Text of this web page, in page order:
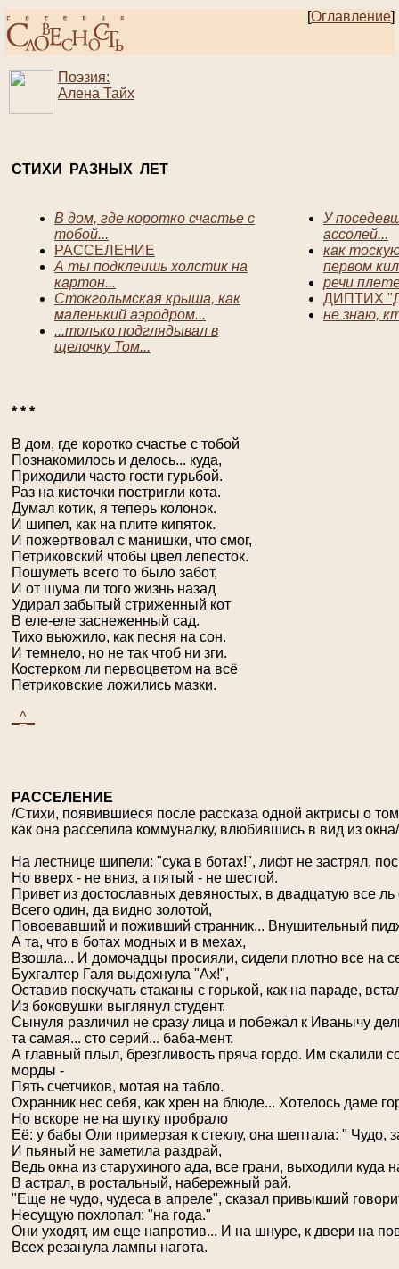
[Оглавление]
Поэзия:
Алена Тайх
СТИХИ РАЗНЫХ ЛЕТ
В дом, где коротко счастье с
тобой...
РАССЕЛЕНИЕ
А ты подклеишь холстик на
картон...
Стокгольмская крыша, как
маленький аэродром...
...только подглядывал в
щелочку Том...
У
ассолей...
как
первом
речи
ДИПТИХ
не знаю,
* * *
В дом, где коротко счастье с тобой
Познакомилось и делось... куда,
Приходили часто гости гурьбой.
Раз на кисточки постригли кота.
Думал котик, я теперь колонок.
И шипел, как на плите кипяток.
И пожертвовал с манишки, что смог,
Петриковский чтобы цвел лепесток.
Пошуметь всего то было забот,
И от шума ли того жизнь назад
Удирал забытый стриженный кот
В еле-еле заснеженный сад.
Тихо вьюжило, как песня на сон.
И темнело, но не так чтоб ни зги.
Костерком ли первоцветом на всё
Петриковские ложились мазки.
_^_
РАССЕЛЕНИЕ
/Стихи, появившиеся после рассказа одной актрисы о
как она расселила коммуналку, влюбившись в вид из окна/
На лестнице шипели: "сука в ботах!", лифт не застрял,
Но вверх - не вниз, а пятый - не шестой.
Привет из достославных девяностых, в двадцатую все
Всего один, да видно золотой,
Повоевавший и поживший странник... Внушительный
А та, что в ботах модных и в мехах,
Взошла... И домочадцы просияли, сидели плотно все на
Бухгалтер Галя выдохнула "Ах!",
Оставив поскучать стаканы с горькой, как на параде,
Из боковушки выглянул студент.
Сынуля различил не сразу лица и побежал к Иванычу
та самая... сто серий... баба-мент.
А главный плыл, брезгливость пряча гордо. Им скалили
морды -
Пять счетчиков, мотая на табло.
Охранник нес себя, как хрен на блюде... Хотелось даме
Но вскоре не на шутку пробрало
Её: у бабы Оли примерзая к стеклу, она шептала: " Чудо,
И пьяный не заметила раздрай,
Ведь окна из старухиного ада, все грани, выходили куда
В астрал, в рoстальный, набережный рай.
"Еще не чудo, чудеса в апреле", сказал привыкший
Несущую похлопал: "на года."
Они уходят, им еще напротив... И на шнуре, к двери на
Всех резанула лампы нагота.